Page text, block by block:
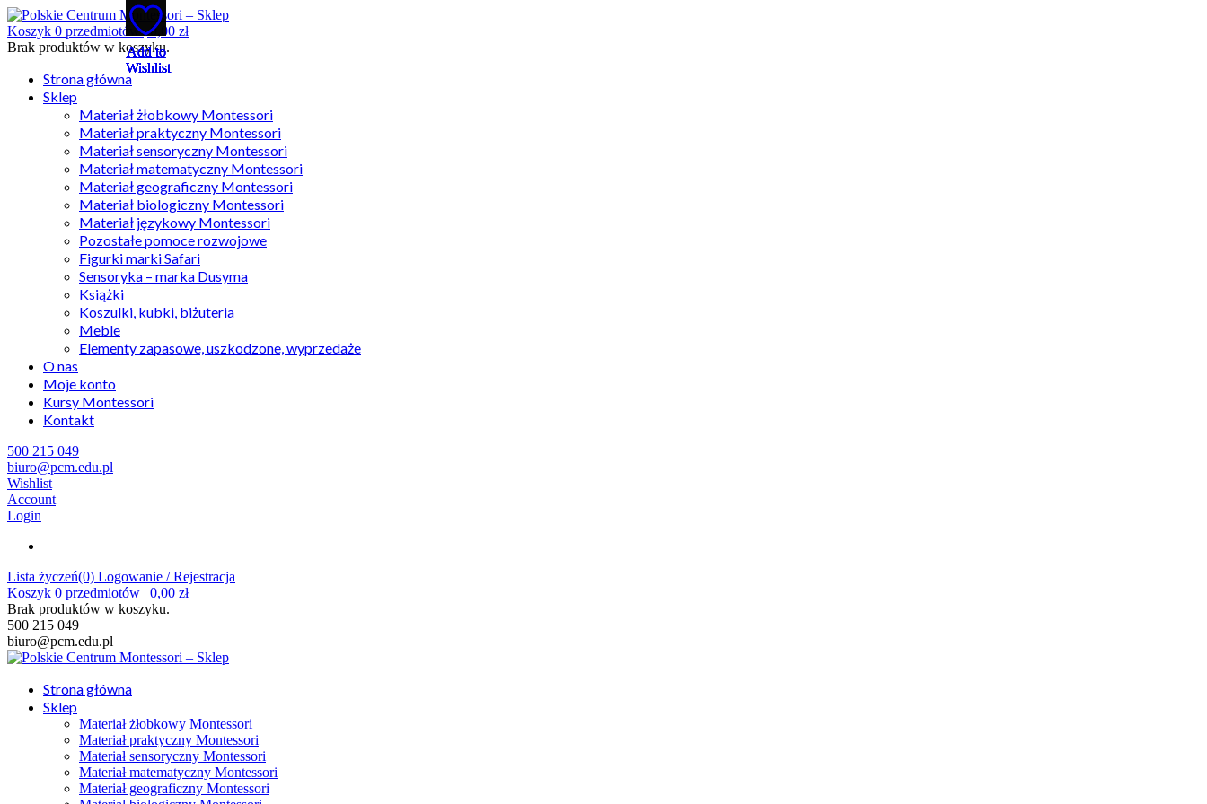
Koszyk 0 przedmiotów |0,00 zł
Brak produktów w koszyku.
Strona główna
Sklep
Materiał żłobkowy Montessori
Materiał praktyczny Montessori
Materiał sensoryczny Montessori
Materiał matematyczny Montessori
Materiał geograficzny Montessori
Materiał biologiczny Montessori
Materiał językowy Montessori
Pozostałe pomoce rozwojowe
Figurki marki Safari
Sensoryka – marka Dusyma
Książki
Koszulki, kubki, biżuteria
Meble
Elementy zapasowe, uszkodzone, wyprzedaże
O nas
Moje konto
Kursy Montessori
Kontakt
500 215 049
biuro@pcm.edu.pl
Wishlist
Account
Login
Lista życzeń(0) Logowanie / Rejestracja
Koszyk 0 przedmiotów | 0,00 zł
Brak produktów w koszyku.
500 215 049
biuro@pcm.edu.pl
Strona główna
Sklep
Materiał żłobkowy Montessori
Materiał praktyczny Montessori
Materiał sensoryczny Montessori
Materiał matematyczny Montessori
Materiał geograficzny Montessori
Add to
Wishlist
Add to
Wishlist
Add to
Wishlist
Add to
Wishlist
Add to
Wishlist